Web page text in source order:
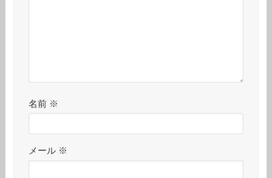
名前 ※
メール ※